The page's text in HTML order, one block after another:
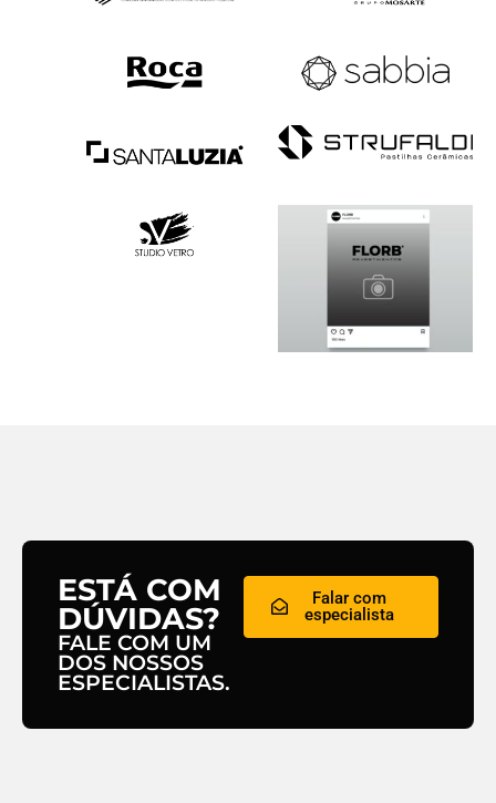
ESTÁ COM
DÚVIDAS?
FALE COM UM
DOS NOSSOS
ESPECIALISTAS.
Falar com
especialista